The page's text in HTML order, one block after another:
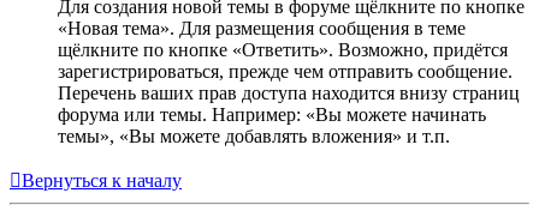
Для создания новой темы в форуме щёлкните по кнопке
«Новая тема». Для размещения сообщения в теме
щёлкните по кнопке «Ответить». Возможно, придётся
зарегистрироваться, прежде чем отправить сообщение.
Перечень ваших прав доступа находится внизу страниц
форума или темы. Например: «Вы можете начинать
темы», «Вы можете добавлять вложения» и т.п.
Вернуться к началу